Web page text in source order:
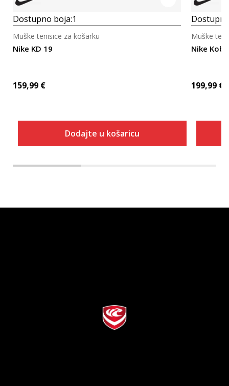
Dostupno boja:1
Nike KD 19
Muške tenisice za košarku
159,99 €
Dodajte u košaricu
Nike Kobe
Muške
199,99 €